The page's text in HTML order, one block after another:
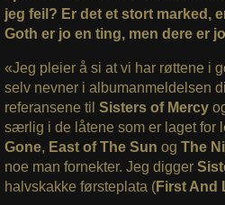
jeg feil? Er det et stort marked,
Goth er jo en ting, men dere er
«Jeg pleier å si at vi har røttene i
selv nevner i albumanmeldelsen
referansene til Sisters of Mercy
særlig i de låtene som er laget for
Gone, East of The Sun og The
noe man fornekter. Jeg digger
halvskakke førsteplata (First And